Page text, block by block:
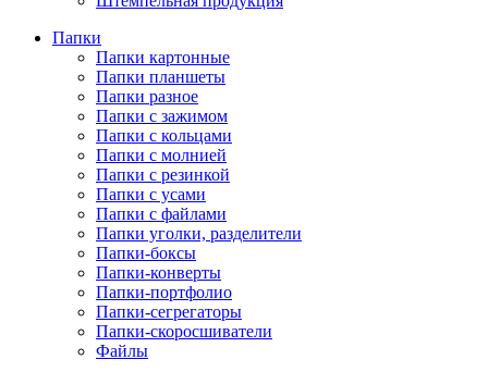
Папки
Папки картонные
Папки планшеты
Папки разное
Папки с зажимом
Папки с кольцами
Папки с молнией
Папки с резинкой
Папки с усами
Папки с файлами
Папки уголки, разделители
Папки-боксы
Папки-конверты
Папки-портфолио
Папки-сегрегаторы
Папки-скоросшиватели
Файлы